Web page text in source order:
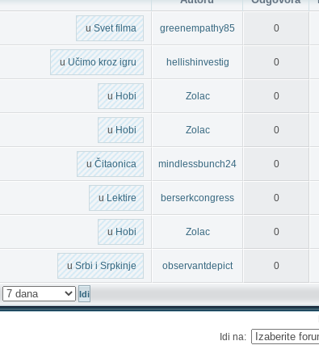
uSvet filma greenempathy85 0
uUčimo kroz igru hellishinvestig 0
uHobi Zolac 0
uHobi Zolac 0
uČitaonica mindlessbunch24 0
uLektire berserkcongress 0
uHobi Zolac 0
uSrbi i Srpkinje observantdepict 0
Idi na: